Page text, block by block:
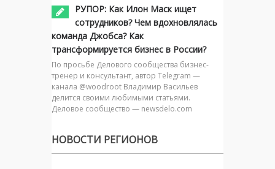
РУПОР: Как Илон Маск ищет
сотрудников? Чем вдохновлялась
команда Джобса? Как
трансформируется бизнес в России?
По просьбе Делового сообщества бизнес-
тренер и консультант, автор Telegram —
канала @woodroot Владимир Васильев
делится своими любимыми статьями.
Деловое сообщество — newsdelo.com
НОВОСТИ РЕГИОНОВ